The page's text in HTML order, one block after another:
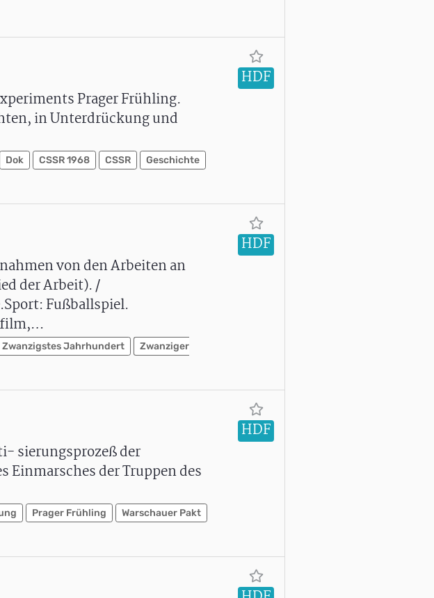
Prager Frühling.
in Unterdrückung und
Dok CSSR 1968 CSSR
Geschichte
HDF
von den Arbeiten an
der Arbeit). /
Fußballspiel.
Zwanzigstes Jahrhundert
Zwanziger
HDF
sierungsprozeß der
Einmarsches der Truppen des
Prager Frühling
Warschauer Pakt
HDF